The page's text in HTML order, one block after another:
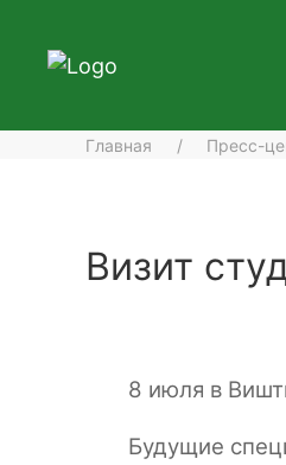
Главная Пресс-
Визит
8 июля в
Будущие